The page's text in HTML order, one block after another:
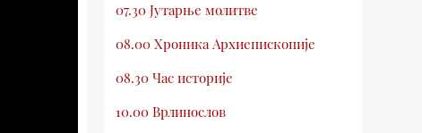
07.30 Јутарње молитве
08.00 Хроника Архиепископије
08.30 Час историје
10.00 Врлинослов